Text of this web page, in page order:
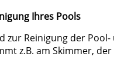
Ihres Pools
zur Reinigung der
z.B. am Skimmer,